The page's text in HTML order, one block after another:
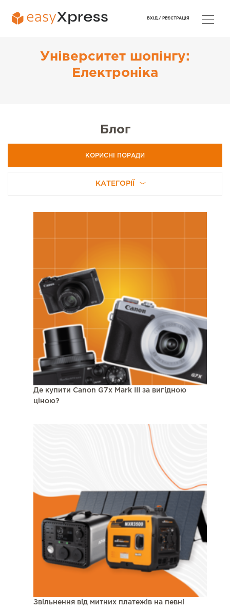
Університет шопінгу:
Електроніка
Блог
КОРИСНІ ПОРАДИ
КАТЕГОРІЇ
Де купити Canon G7x Mark III за вигідною
ціною?
Звільнення від митних платежів на певні
ВХІД / РЕЄСТРАЦІЯ